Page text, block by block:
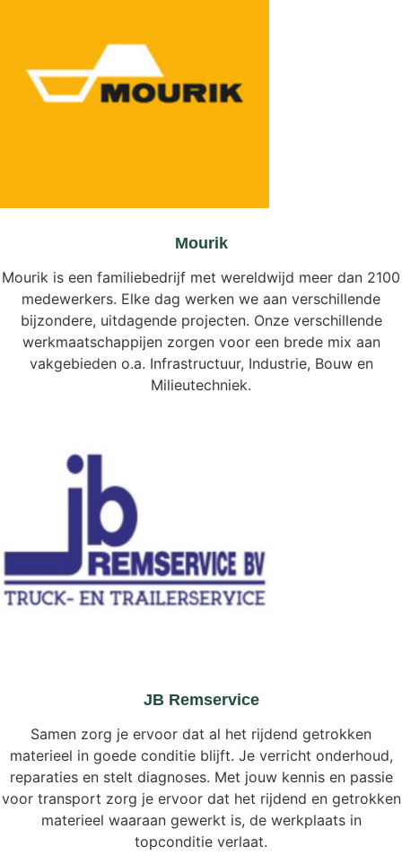
Mourik
Mourik is een familiebedrijf met wereldwijd meer dan 2100
medewerkers. Elke dag werken we aan verschillende
bijzondere, uitdagende projecten. Onze verschillende
werkmaatschappijen zorgen voor een brede mix aan
vakgebieden o.a. Infrastructuur, Industrie, Bouw en
Milieutechniek.
JB Remservice
Samen zorg je ervoor dat al het rijdend getrokken
materieel in goede conditie blijft. Je verricht onderhoud,
reparaties en stelt diagnoses. Met jouw kennis en passie
voor transport zorg je ervoor dat het rijdend en getrokken
materieel waaraan gewerkt is, de werkplaats in
topconditie verlaat.